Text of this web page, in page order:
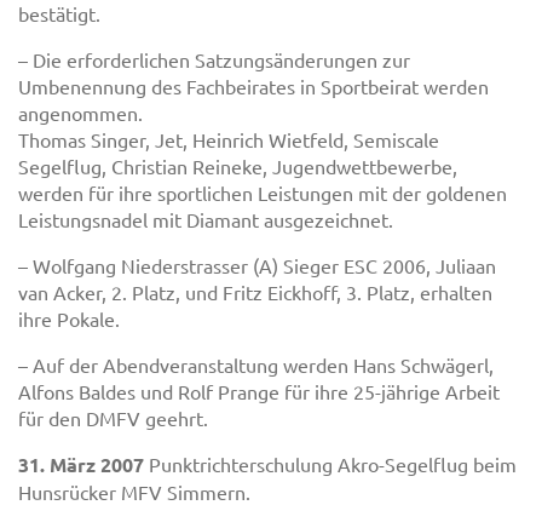
bestätigt.
– Die erforderlichen Satzungsänderungen zur
Umbenennung des Fachbeirates in Sportbeirat werden
angenommen.
Thomas Singer, Jet, Heinrich Wietfeld, Semiscale
Segelflug, Christian Reineke, Jugendwettbewerbe,
werden für ihre sportlichen Leistungen mit der goldenen
Leistungsnadel mit Diamant ausgezeichnet.
– Wolfgang Niederstrasser (A) Sieger ESC 2006, Juliaan
van Acker, 2. Platz, und Fritz Eickhoff, 3. Platz, erhalten
ihre Pokale.
– Auf der Abendveranstaltung werden Hans Schwägerl,
Alfons Baldes und Rolf Prange für ihre 25-jährige Arbeit
für den DMFV geehrt.
31. März 2007 Punktrichterschulung Akro-Segelflug beim
Hunsrücker MFV Simmern.